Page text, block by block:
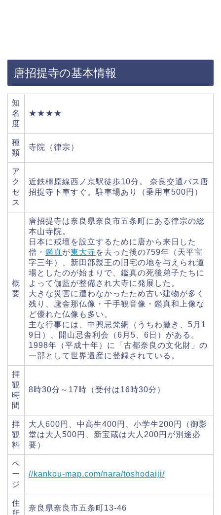
唐招提寺の基本情報
知
名
度
★★★★
種
類
寺院（律宗）
ア
ク
セ
ス
近鉄橿原線西ノ京駅徒歩10分。 奈良交通バス唐
招提寺下車すぐ。駐車場あり（乗用車500円）
概
要
唐招提寺は奈良県奈良市五条町にある律宗の総
本山寺院。
日本に戒壇を設立するために唐から来日した
僧・ 鑑真が東大寺を去った後の759年（天平宝
字三年）、新田部親王の旧宅の地を与えられ道
場としたのが始まりで、鑑真の死後弟子たちに
よって伽藍が整備され大寺に発展した。
大きな災害に遭わなかったため古い建物が多く
残り、廬舎那仏像・千手観音像・鑑真和上像な
ど優れた仏像も多い。
主な行事には、中興忌梵網（うちわ撒き、5月1
9日）、開山忌舎利会（6月5、6日）がある。
1998年（平成十年）に「古都奈良の文化財」の
一部として世界遺産に登録されている。
拝
観
時
間
8時30分～17時（受付は16時30分）
拝
観
料
大人600円、中高生400円、小学生200円（御影
堂は大人500円、新宝蔵は大人200円が別途必
要）
ペ
ー
ジ
//kankou-map.com/nara/toshodaiji/
住
所
奈良県奈良市五条町13-46